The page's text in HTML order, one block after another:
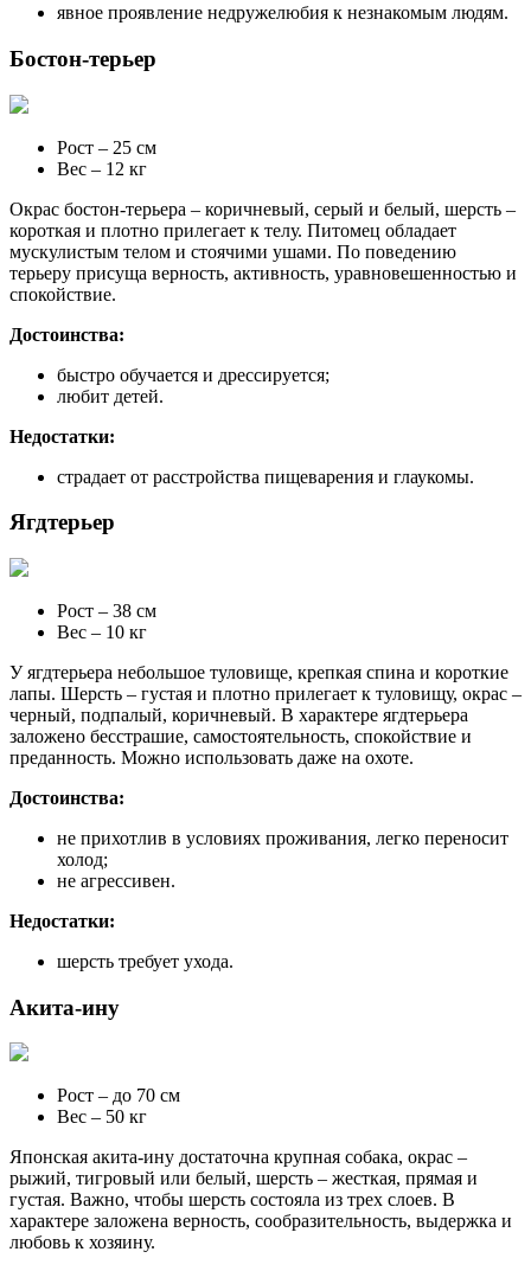
явное проявление недружелюбия к незнакомым людям.
Бостон-терьер
Рост – 25 см
Вес – 12 кг
Окрас бостон-терьера – коричневый, серый и белый, шерсть –
короткая и плотно прилегает к телу. Питомец обладает
мускулистым телом и стоячими ушами. По поведению
терьеру присуща верность, активность, уравновешенностью и
спокойствие.
Достоинства:
быстро обучается и дрессируется;
любит детей.
Недостатки:
страдает от расстройства пищеварения и глаукомы.
Ягдтерьер
Рост – 38 см
Вес – 10 кг
У ягдтерьера небольшое туловище, крепкая спина и короткие
лапы. Шерсть – густая и плотно прилегает к туловищу, окрас –
черный, подпалый, коричневый. В характере ягдтерьера
заложено бесстрашие, самостоятельность, спокойствие и
преданность. Можно использовать даже на охоте.
Достоинства:
не прихотлив в условиях проживания, легко переносит
холод;
не агрессивен.
Недостатки:
шерсть требует ухода.
Акита-ину
Рост – до 70 см
Вес – 50 кг
Японская акита-ину достаточна крупная собака, окрас –
рыжий, тигровый или белый, шерсть – жесткая, прямая и
густая. Важно, чтобы шерсть состояла из трех слоев. В
характере заложена верность, сообразительность, выдержка и
любовь к хозяину.